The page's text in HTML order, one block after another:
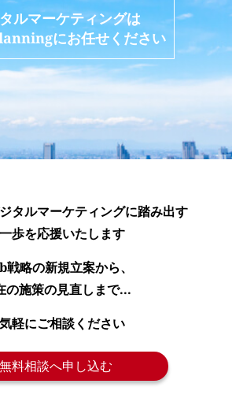
ルマーケティングは
にお任せください
タルマーケティングに踏み出す
歩を応援いたします
戦略の新規立案から、
の施策の見直しまで...
軽にご相談ください
無料相談へ申し込む